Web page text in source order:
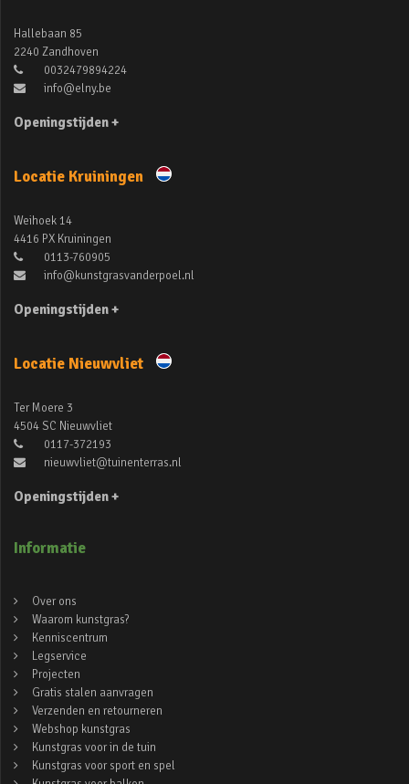
Hallebaan 85
2240 Zandhoven
0032479894224
info@elny.be
Openingstijden +
Locatie Kruiningen
Weihoek 14
4416 PX Kruiningen
0113-760905
info@kunstgrasvanderpoel.nl
Openingstijden +
Locatie Nieuwvliet
Ter Moere 3
4504 SC Nieuwvliet
0117-372193
nieuwvliet@tuinenterras.nl
Openingstijden +
Informatie
Over ons
Waarom kunstgras?
Kenniscentrum
Legservice
Projecten
Gratis stalen aanvragen
Verzenden en retourneren
Webshop kunstgras
Kunstgras voor in de tuin
Kunstgras voor sport en spel